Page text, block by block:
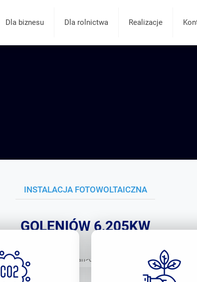
Dla biznesu Dla rolnictwa Realizacje
INSTALACJA FOTOWOLTAICZNA
GOLENIÓW 6,205KW